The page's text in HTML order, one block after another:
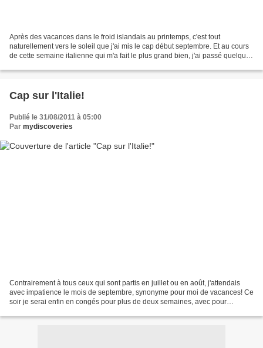
Après des vacances dans le froid islandais au printemps, c'est tout
naturellement vers le soleil que j'ai mis le cap début septembre. Et au cours
de cette semaine italienne qui m'a fait le plus grand bien, j'ai passé quelques
Cap sur l'Italie!
Publié le 31/08/2011 à 05:00
Par mydiscoveries
Contrairement à tous ceux qui sont partis en juillet ou en août, j'attendais
avec impatience le mois de septembre, synonyme pour moi de vacances! Ce
soir je serai enfin en congés pour plus de deux semaines, avec pour